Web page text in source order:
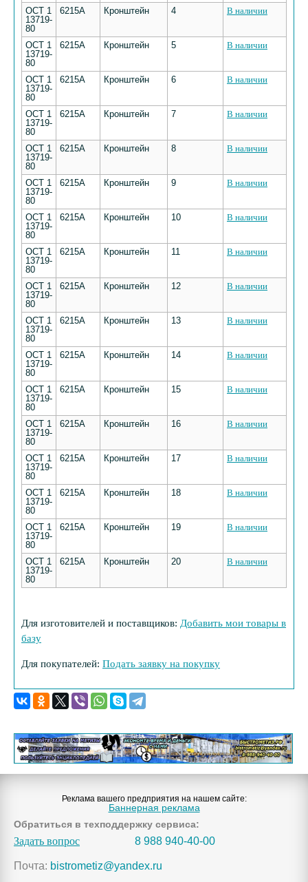
ОСТ 1
13719-
80
6215А Кронштейн 4 В наличии
ОСТ 1
13719-
80
6215А Кронштейн 5 В наличии
ОСТ 1
13719-
80
6215А Кронштейн 6 В наличии
ОСТ 1
13719-
80
6215А Кронштейн 7 В наличии
ОСТ 1
13719-
80
6215А Кронштейн 8 В наличии
ОСТ 1
13719-
80
6215А Кронштейн 9 В наличии
ОСТ 1
13719-
80
6215А Кронштейн 10 В наличии
ОСТ 1
13719-
80
6215А Кронштейн 11 В наличии
ОСТ 1
13719-
80
6215А Кронштейн 12 В наличии
ОСТ 1
13719-
80
6215А Кронштейн 13 В наличии
ОСТ 1
13719-
80
6215А Кронштейн 14 В наличии
ОСТ 1
13719-
80
6215А Кронштейн 15 В наличии
ОСТ 1
13719-
80
6215А Кронштейн 16 В наличии
ОСТ 1
13719-
80
6215А Кронштейн 17 В наличии
ОСТ 1
13719-
80
6215А Кронштейн 18 В наличии
ОСТ 1
13719-
80
6215А Кронштейн 19 В наличии
ОСТ 1
13719-
80
6215А Кронштейн 20 В наличии
Для изготовителей и поставщиков: Добавить мои товары в
базу
Для покупателей: Подать заявку на покупку
Реклама вашего предприятия на нашем сайте:
Баннерная реклама
Обратиться в техподдержку сервиса:
Задать вопрос 8 988 940-40-00
Почта: bistrometiz@yandex.ru